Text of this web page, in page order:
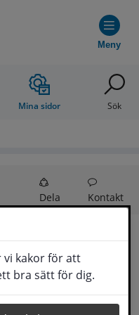
vi kakor för att
bra sätt för dig.
Meny
Mina sidor Sök
Dela Kontakt
förslag och